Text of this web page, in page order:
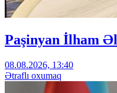
Paşinyan İlham
08.08.2026, 13:40
Ətraflı oxumaq